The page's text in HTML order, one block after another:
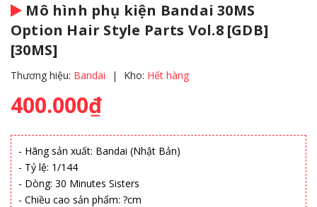
Mô hình phụ kiện Bandai 30MS
Option Hair Style Parts Vol.8 [GDB]
[30MS]
Thương hiệu: Bandai | Kho: Hết hàng
400.000₫
- Hãng sản xuất: Bandai (Nhật Bản)
- Tỷ lệ: 1/144
- Dòng: 30 Minutes Sisters
- Chiều cao sản phẩm: ?cm